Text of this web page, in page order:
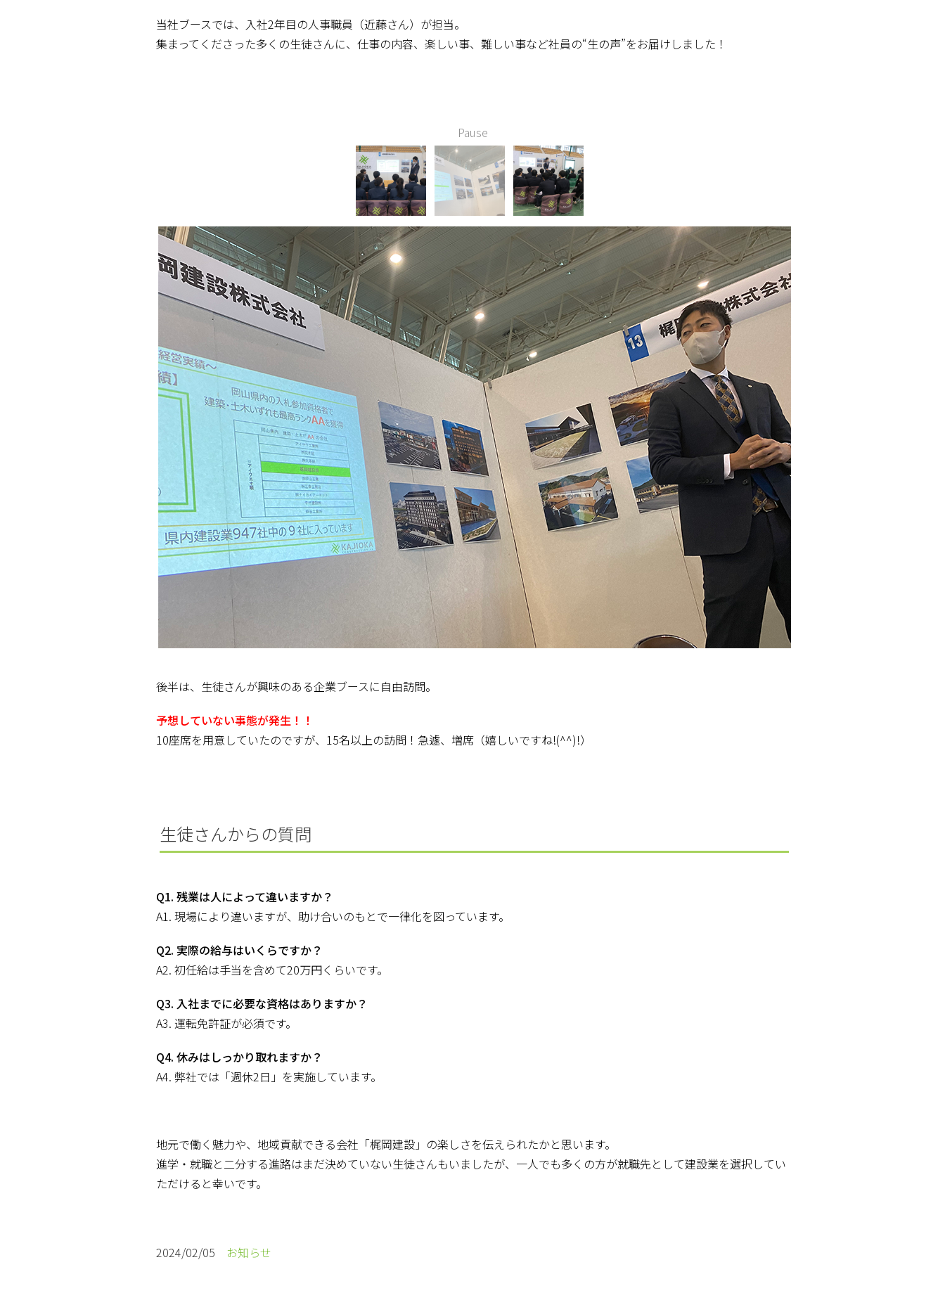
当社ブースでは、入社2年目の人事職員（近藤さん）が担当。
集まってくださった多くの生徒さんに、仕事の内容、楽しい事、難しい事など社員の“生の声”をお届けしました！
Pause
後半は、生徒さんが興味のある企業ブースに自由訪問。
予想していない事態が発生！！
10座席を用意していたのですが、15名以上の訪問！急遽、増席（嬉しいですね!(^^)!）
生徒さんからの質問
Q1. 残業は人によって違いますか？
A1. 現場により違いますが、助け合いのもとで一律化を図っています。
Q2. 実際の給与はいくらですか？
A2. 初任給は手当を含めて20万円くらいです。
Q3. 入社までに必要な資格はありますか？
A3. 運転免許証が必須です。
Q4. 休みはしっかり取れますか？
A4. 弊社では「週休2日」を実施しています。
地元で働く魅力や、地域貢献できる会社「梶岡建設」の楽しさを伝えられたかと思います。
進学・就職と二分する進路はまだ決めていない生徒さんもいましたが、一人でも多くの方が就職先として建設業を選択してい
ただけると幸いです。
2024/02/05 お知らせ